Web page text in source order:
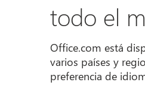
todo el
Office.com está
varios países y
preferencia de